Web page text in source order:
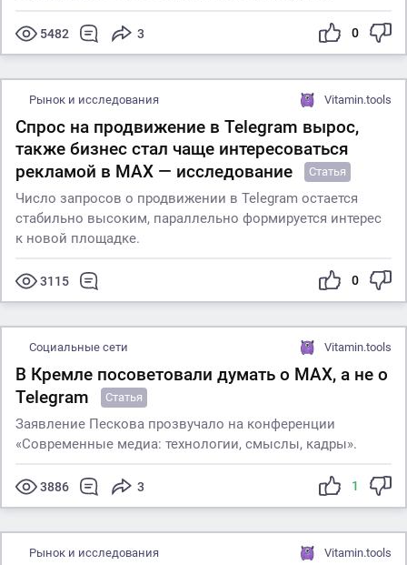
5482 3 0
Рынок и исследования Vitamin.tools
Спрос на продвижение в Telegram вырос,
также бизнес стал чаще интересоваться
рекламой в MАХ — исследование
Статья
Число запросов о продвижении в Telegram остается
стабильно высоким, параллельно формируется интерес
к новой площадке.
3115 0
Социальные сети Vitamin.tools
В Кремле посоветовали думать о MAX, а не о
Telegram
Статья
Заявление Пескова прозвучало на конференции
«Современные медиа: технологии, смыслы, кадры».
3886 3 1
Рынок и исследования Vitamin.tools